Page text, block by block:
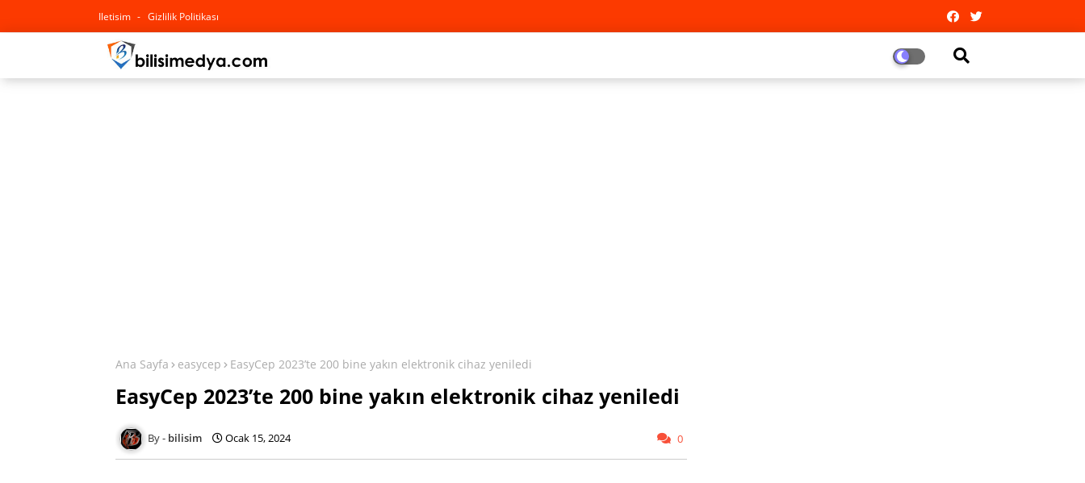
Iletisim Gizlilik Politikası
Ana Sayfa easycep EasyCep 2023’te 200 bine yakın elektronik cihaz yeniledi
EasyCep 2023’te 200 bine yakın elektronik cihaz yeniledi
bilisim Ocak 15, 2024 0